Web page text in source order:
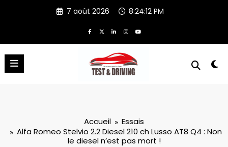
7 août 2026 8:24:13 PM
Accueil
Essais
Alfa Romeo Stelvio 2.2 Diesel 210 ch Lusso AT8 Q4 : Non
le diesel n’est pas mort !